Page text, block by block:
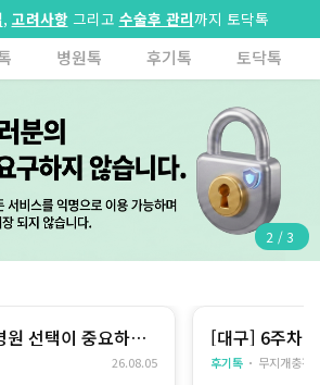
, 고려사항그리고 수술후 관리까지 토닥톡
병원톡 후기톡 토닥톡
2 /3
선택이 중요하다
26.08.05
[대구] 6주차
후기톡 무지개충전